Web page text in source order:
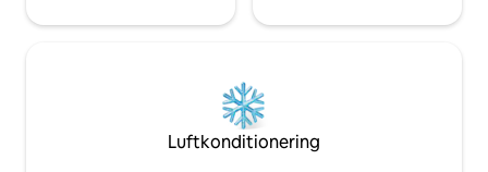
Luftkonditionering